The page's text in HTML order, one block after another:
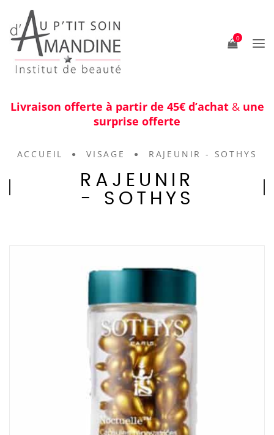
0
Livraison offerte à partir de 45€ d’achat & une
surprise offerte
ACCUEIL VISAGE RAJEUNIR - SOTHYS
RAJEUNIR
- SOTHYS